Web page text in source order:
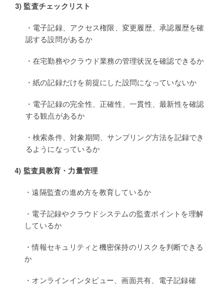
3) 監査チェックリスト
・電子記録、アクセス権限、変更履歴、承認履歴を確
認する設問があるか
・在宅勤務やクラウド業務の管理状況を確認できるか
・紙の記録だけを前提にした設問になっていないか
・電子記録の完全性、正確性、一貫性、最新性を確認
する観点があるか
・検索条件、対象期間、サンプリング方法を記録でき
るようになっているか
4) 監査員教育・力量管理
・遠隔監査の進め方を教育しているか
・電子記録やクラウドシステムの監査ポイントを理解
しているか
・情報セキュリティと機密保持のリスクを判断できる
か
・オンラインインタビュー、画面共有、電子記録確